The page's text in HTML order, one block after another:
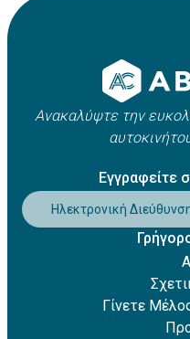
Apple Pay
νέους οδηγούς.
Ανακαλύψτε την
Εγγραφείτε
Ηλεκτρονική
Γίνετε